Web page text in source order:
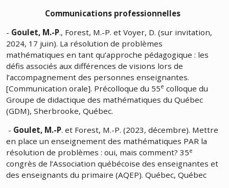
Communications professionnelles
- Goulet, M.-P., Forest, M.-P. et Voyer, D. (sur invitation,
2024, 17 juin). La résolution de problèmes
mathématiques en tant qu’approche pédagogique : les
défis associés aux différences de visions lors de
l’accompagnement des personnes enseignantes.
[Communication orale]. Précolloque du 55e colloque du
Groupe de didactique des mathématiques du Québec
(GDM), Sherbrooke, Québec.
- Goulet, M.-P. et Forest, M.-P. (2023, décembre). Mettre
en place un enseignement des mathématiques PAR la
résolution de problèmes : oui, mais comment? 35e
congrès de l’Association québécoise des enseignantes et
des enseignants du primaire (AQEP). Québec, Québec